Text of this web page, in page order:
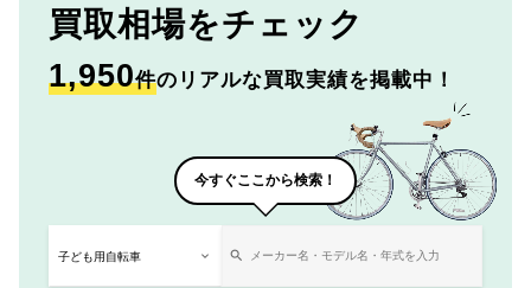
買取相場をチェック
1,950件のリアルな買取実績を掲載中！
今すぐここから検索！